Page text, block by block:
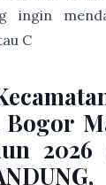
ingin
C
Bogor